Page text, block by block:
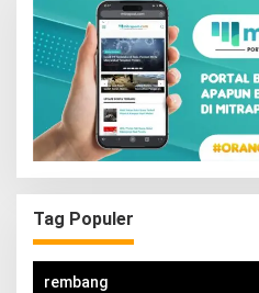
Tag Populer
rembang